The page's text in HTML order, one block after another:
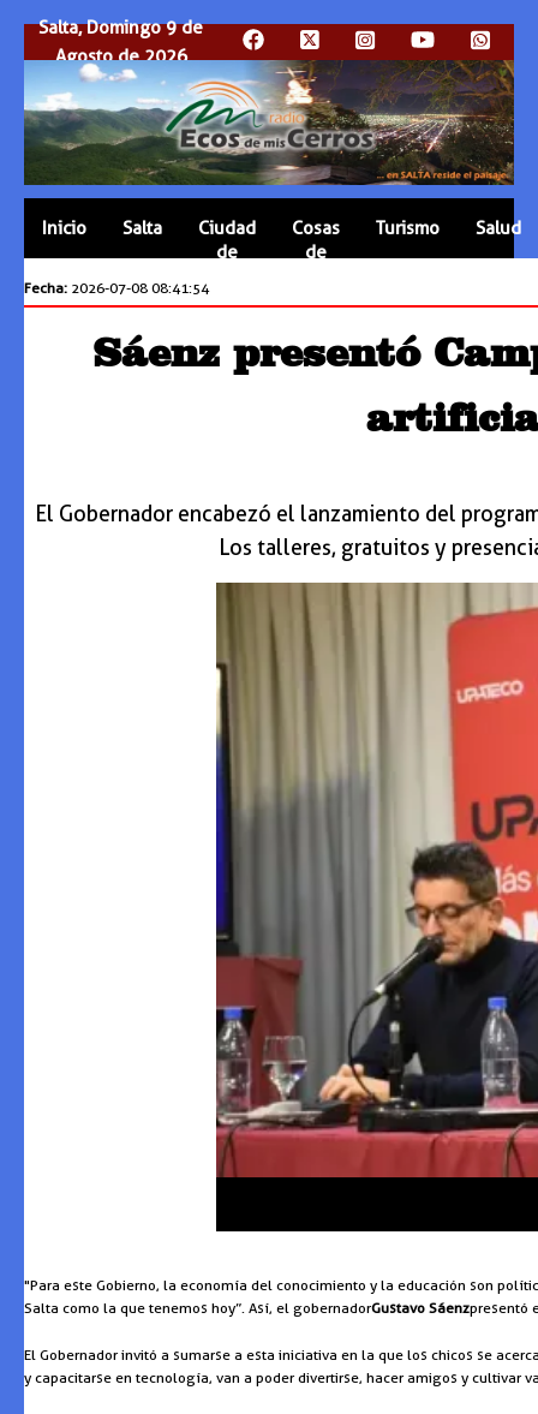
Salta, Domingo 9 de
Agosto de 2026
Inicio Salta
Ciudad
de
Cosas
de
Turismo Salud
Fecha: 2026-07-08 08:41:54
Sáenz presentó
El Gobernador encabezó el lanzamiento del
Los talleres, gratuitos y
"Para este Gobierno, la economía del conocimiento y la educación son
Salta como la que tenemos hoy”. Así, el gobernadorGustavo Sáenzpresentó
El Gobernador invitó a sumarse a esta iniciativa en la que los chicos se
y capacitarse en tecnología, van a poder divertirse, hacer amigos y cultivar